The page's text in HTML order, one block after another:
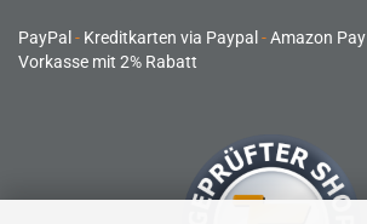
PayPal - Kreditkarten via Paypal -Amazon Pay
Vorkasse mit 2% Rabatt